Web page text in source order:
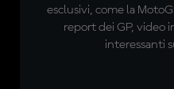
esclusivi, come la
report dei GP, video
interessanti